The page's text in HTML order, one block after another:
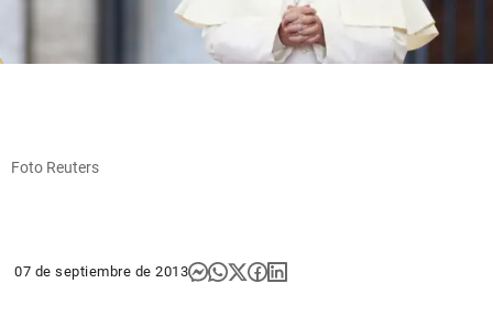
Foto Reuters
07 de septiembre de 2013